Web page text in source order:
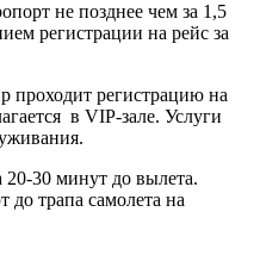
не позднее чем за 1,5
регистрации на рейс за
проходит регистрацию на
в VIP-зале. Услуги
20-30 минут до вылета.
до трапа самолета на